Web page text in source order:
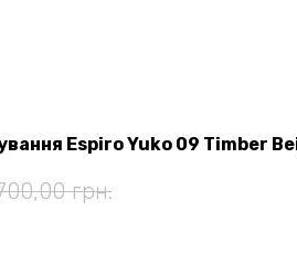
Espiro Yuko 09 Timber
грн.